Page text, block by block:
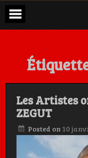
Skip
content
Les Artistes
ZEGUT
Posted on 10